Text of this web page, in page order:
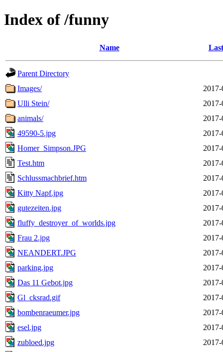
Index of /funny
Name
Parent Directory
Images/
Ulli Stein/
animals/
49590-5.jpg
Homer_Simpson.JPG
Test.htm
Schlussmachbrief.htm
Kitty Napf.jpg
gutezeiten.jpg
fluffy_destroyer_of_worlds.jpg
Frau 2.jpg
NEANDERT.JPG
parking.jpg
Das 11 Gebot.jpg
Gl_cksrad.gif
bombenraeumer.jpg
esel.jpg
zubloed.jpg